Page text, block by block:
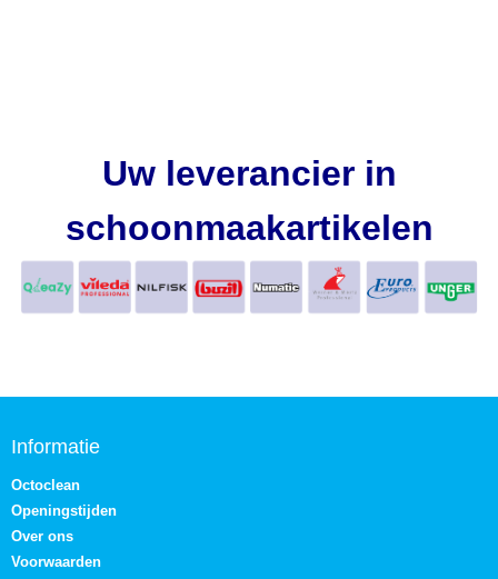
Uw leverancier in
schoonmaakartikelen
Informatie
Octoclean
Openingstijden
Over ons
Voorwaarden